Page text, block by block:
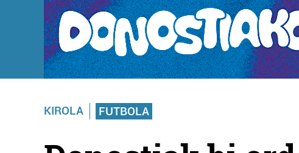
KIROLA FUTBOLA